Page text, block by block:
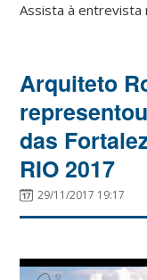
Assista à
Arquiteto
das
RIO 2017
29/11/2017 19:17